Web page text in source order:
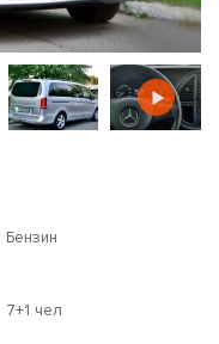
Бензин
7+1 чел